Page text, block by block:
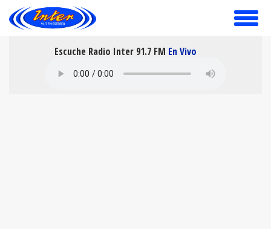
toggle
Escuche Radio Inter 91.7 FM En Vivo